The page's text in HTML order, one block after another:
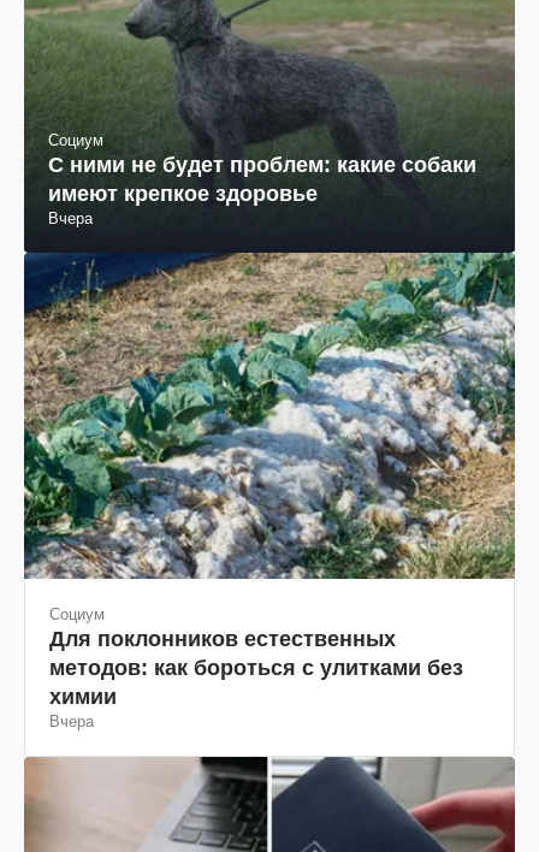
Социум
С ними не будет проблем: какие собаки
имеют крепкое здоровье
Вчера
Социум
Для поклонников естественных
методов: как бороться с улитками без
химии
Вчера